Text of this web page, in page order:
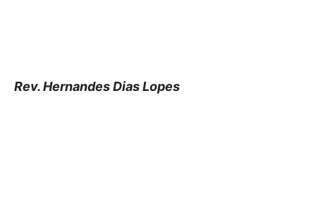
Rev. Hernandes Dias Lopes